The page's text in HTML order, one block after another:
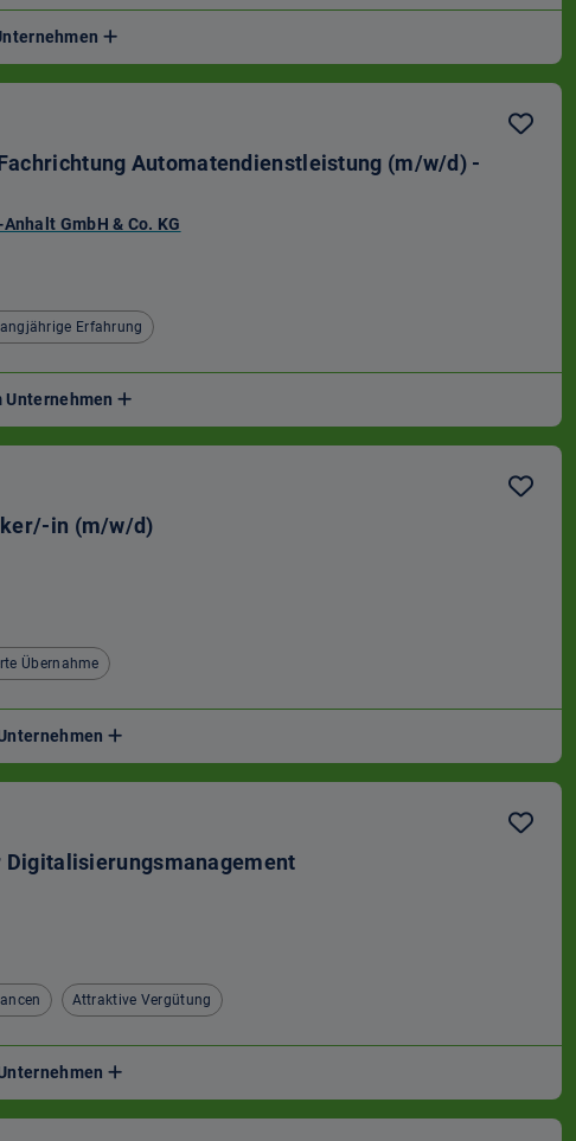
Automatendienstleistung (m/w/d) -
GmbH & Co. KG
Erfahrung
Unternehmen
in (m/w/d)
Übernahme
Attraktive Vergütung